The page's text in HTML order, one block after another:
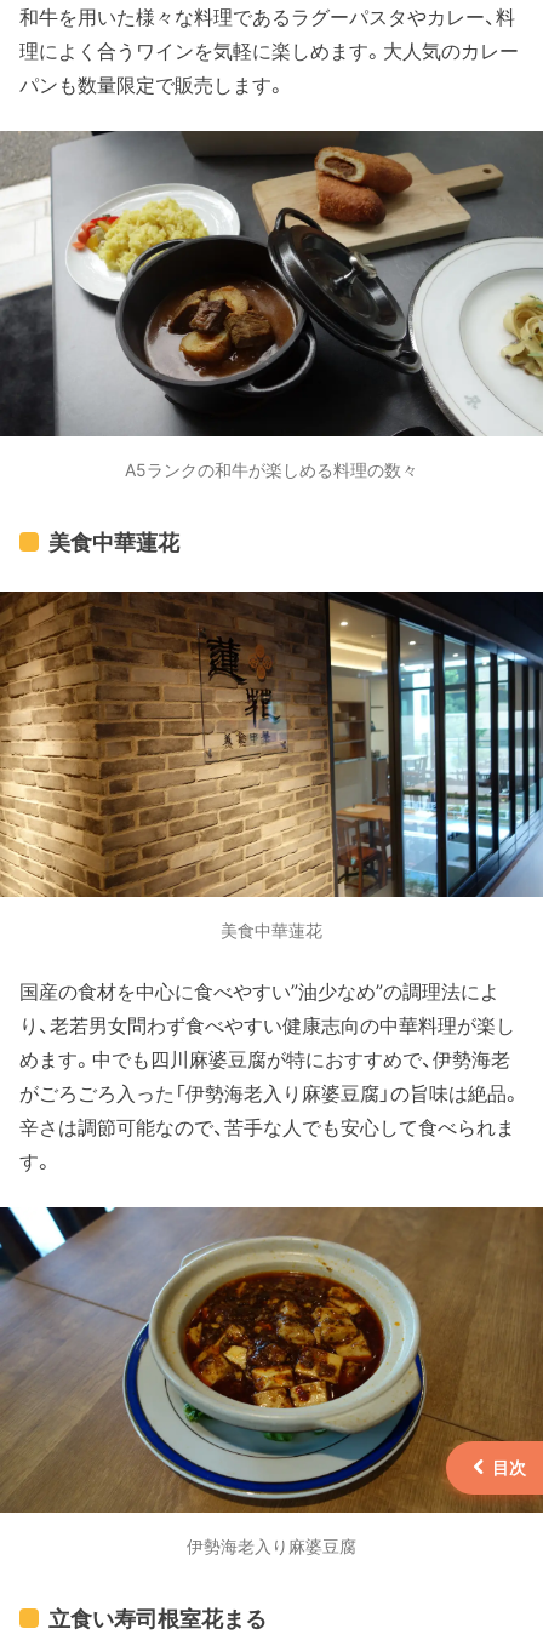
和牛を用いた様々な料理であるラグーパスタやカレー、料
理によく合うワインを気軽に楽しめます。大人気のカレー
パンも数量限定で販売します。
A5ランクの和牛が楽しめる料理の数々
美食中華蓮花
美食中華蓮花
国産の食材を中心に食べやすい”油少なめ”の調理法によ
り、老若男女問わず食べやすい健康志向の中華料理が楽し
めます。中でも四川麻婆豆腐が特におすすめで、伊勢海老
がごろごろ入った「伊勢海老入り麻婆豆腐」の旨味は絶品。
辛さは調節可能なので、苦手な人でも安心して食べられま
す。
伊勢海老入り麻婆豆腐
立食い寿司根室花まる